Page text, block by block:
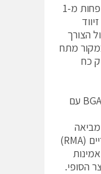
צריכת הספק נמוכה במיוחד, פחות מ-1
הצורך
מתח
כח
הרכיב מגיע במארז BGA 581 pin עם
מביאה
לתפוקה (yield) גבוהה והחזריים (RMA)
הסופי.